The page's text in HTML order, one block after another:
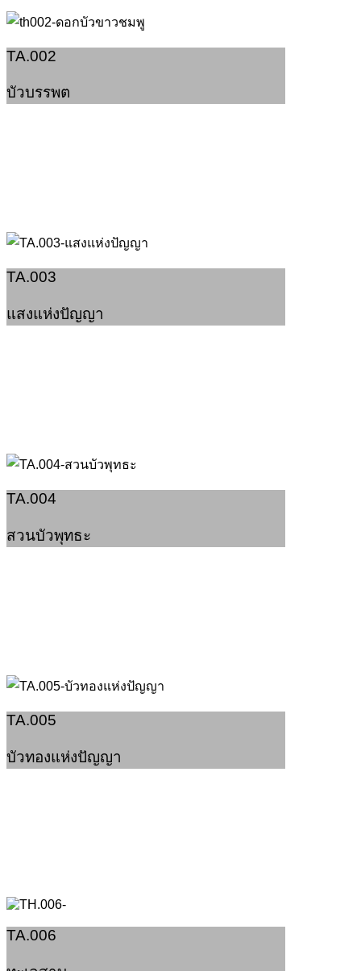
TA.002
บัวบรรพต
TA.003
แสงแห่งปัญญา
TA.004
สวนบัวพุทธะ
TA.005
บัวทองแห่งปัญญา
TA.006